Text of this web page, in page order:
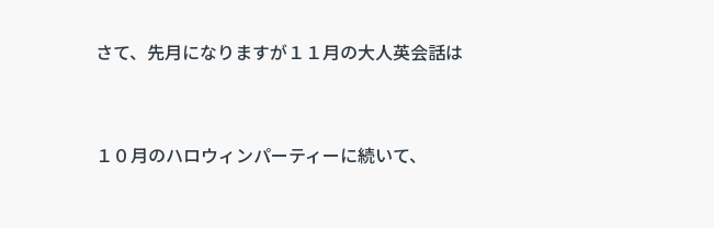
さて、先月になりますが１１月の大人英会話は
１０月のハロウィンパーティーに続いて、